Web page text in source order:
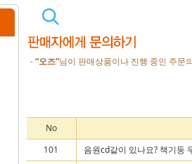
-“오즈”님이 판매상품이나 진행 중인 주문
No
101
음원cd같이 있나요? 책기둥